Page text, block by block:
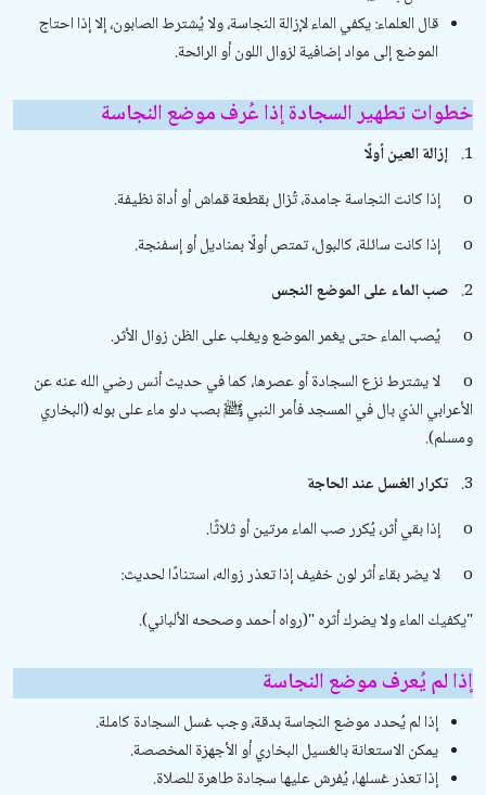
قال العلماء: يكفي الماء لإزالة النجاسة، ولا يُشترط الصابون، إلا إذا احتاج
الموضع إلى مواد إضافية لزوال اللون أو الرائحة.
خطوات تطهير السجادة إذا عُرف موضع النجاسة
1.
إزالة العين أولًا
o
إذا كانت النجاسة جامدة، تُزال بقطعة قماش أو أداة نظيفة.
o
إذا كانت سائلة، كالبول، تمتص أولًا بمناديل أو إسفنجة.
2. صب الماء على الموضع النجس
o
يُصب الماء حتى يغمر الموضع ويغلب على الظن زوال الأثر.
o
لا يشترط نزع السجادة أو عصرها، كما في حديث أنس رضي الله عنه عن
الأعرابي الذي بال في المسجد فأمر النبي ﷺ بصب دلو ماء على بوله (البخاري
ومسلم).
3. تكرار الغسل عند الحاجة
o
إذا بقي أثر، يُكرر صب الماء مرتين أو ثلاثًا.
o
لا يضر بقاء أثر لون خفيف إذا تعذر زواله، استنادًا لحديث:
"يكفيك الماء ولا يضرك أثره"(رواه أحمد وصححه الألباني).
إذا لم يُعرف موضع النجاسة
إذا لم يُحدد موضع النجاسة بدقة، وجب غسل السجادة كاملة.
يمكن الاستعانة بالغسيل البخاري أو الأجهزة المخصصة.
إذا تعذر غسلها، يُفرش عليها سجادة طاهرة للصلاة.